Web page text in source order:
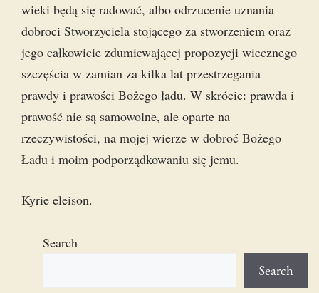
wieki będą się radować, albo odrzucenie uznania
dobroci Stworzyciela stojącego za stworzeniem oraz
jego całkowicie zdumiewającej propozycji wiecznego
szczęścia w zamian za kilka lat przestrzegania
prawdy i prawości Bożego ładu. W skrócie: prawda i
prawość nie są samowolne, ale oparte na
rzeczywistości, na mojej wierze w dobroć Bożego
Ładu i moim podporządkowaniu się jemu.
Kyrie eleison.
Search
Search